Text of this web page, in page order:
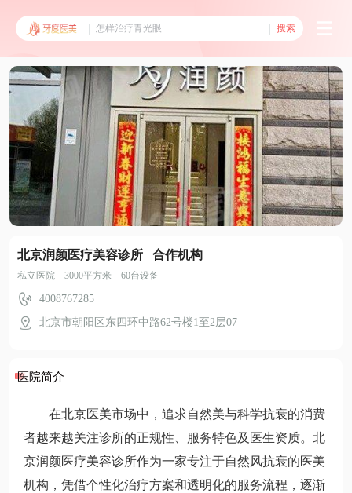
搜索
北京润颜医疗美容诊所 合作机构
私立医院 3000平方米 60台设备
4008767285
北京市朝阳区东四环中路62号楼1至2层07
医院简介
在北京医美市场中，追求自然美与科学抗衰的消费
者越来越关注诊所的正规性、服务特色及医生资质。北
京润颜医疗美容诊所作为一家专注于自然风抗衰的医美
机构，凭借个性化治疗方案和透明化的服务流程，逐渐